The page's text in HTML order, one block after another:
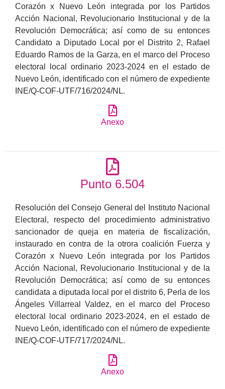
Corazón x Nuevo León integrada por los Partidos
Acción Nacional, Revolucionario Institucional y de la
Revolución Democrática; así como de su entonces
Candidato a Diputado Local por el Distrito 2, Rafael
Eduardo Ramos de la Garza, en el marco del Proceso
electoral local ordinario 2023-2024 en el estado de
Nuevo León, identificado con el número de expediente
INE/Q-COF-UTF/716/2024/NL.
Anexo
Punto 6.504
Resolución del Consejo General del Instituto Nacional
Electoral, respecto del procedimiento administrativo
sancionador de queja en materia de fiscalización,
instaurado en contra de la otrora coalición Fuerza y
Corazón x Nuevo León integrada por los Partidos
Acción Nacional, Revolucionario Institucional y de la
Revolución Democrática; así como de su entonces
candidata a diputada local por el distrito 6, Perla de los
Ángeles Villarreal Valdez, en el marco del Proceso
electoral local ordinario 2023-2024, en el estado de
Nuevo León, identificado con el número de expediente
INE/Q-COF-UTF/717/2024/NL.
Anexo